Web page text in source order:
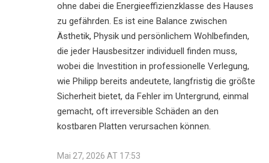
ohne dabei die Energieeffizienzklasse des Hauses
zu gefährden. Es ist eine Balance zwischen
Ästhetik, Physik und persönlichem Wohlbefinden,
die jeder Hausbesitzer individuell finden muss,
wobei die Investition in professionelle Verlegung,
wie Philipp bereits andeutete, langfristig die größte
Sicherheit bietet, da Fehler im Untergrund, einmal
gemacht, oft irreversible Schäden an den
kostbaren Platten verursachen können.
Mai 27, 2026 AT 17:53